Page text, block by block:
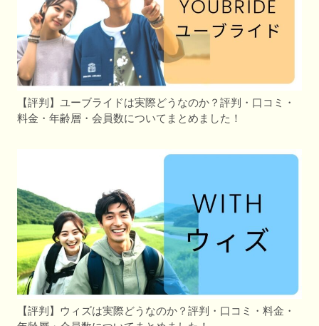
【評判】ユーブライドは実際どうなのか？評判・口コミ・
料金・年齢層・会員数についてまとめました！
【評判】ウィズは実際どうなのか？評判・口コミ・料金・